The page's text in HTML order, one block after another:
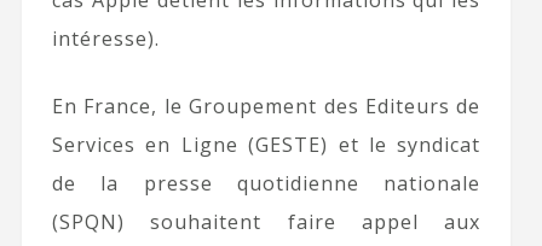
intéresse).
En France, le Groupement des Editeurs de
Services en Ligne (GESTE) et le syndicat
de la presse quotidienne nationale
(SPQN) souhaitent faire appel aux